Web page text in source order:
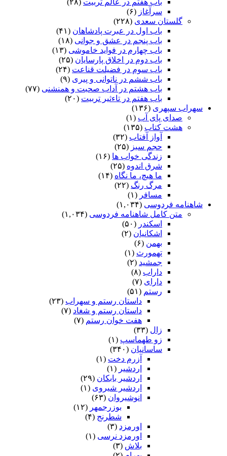
سرآغاز (۶)
گلستان سعدی (۲۲۸)
باب اول در عبرت پادشاهان (۴۱)
باب پنجم در عشق و جوانى (۱۸)
باب چهارم در فواید خاموشى (۱۳)
باب دوم در اخلاق پارسایان (۲۵)
باب سوم در فضیلت قناعت (۲۴)
باب ششم در ناتوانى و پیرى (۹)
باب هشتم در آداب صحبت و همنشنى (۷۷)
باب هفتم در تاءثیر تربیت (۲۰)
سهراب سپهری (۱۳۶)
صدای پای آب (۱)
هشت کتاب (۱۳۵)
آواز آفتاب (۳۲)
حجم سبز (۲۵)
زندگی خواب ها (۱۶)
شرق اندوه (۲۵)
ما هیچ، ما نگاه (۱۴)
مرگ رنگ (۲۲)
مسافر (۱)
شاهنامه فردوسی (۱,۰۳۴)
متن کامل شاهنامه فردوسی (۱,۰۳۴)
اسکندر (۵۰)
اشکانیان (۲)
بهمن (۶)
تهمورث (۱)
جمشید (۲)
داراب (۸)
دارای (۷)
رستم (۵۱)
داستان رستم و سهراب (۲۳)
داستان رستم و شغاد (۷)
هفت خوان رستم‏ (۷)
زال (۳۳)
زو طهماسپ‏ (۱)
ساسانیان (۳۴۰)
آزرم دخت (۱)
اردشیر (۱)
اردشیر بابکان (۲۹)
اردشیر شیروی (۱)
انوشیروان (۶۳)
بوزرجمهر (۱۲)
شطرنج (۴)
اورمزد (۳)
اورمزد نرسى‏ (۱)
بلاش (۳)